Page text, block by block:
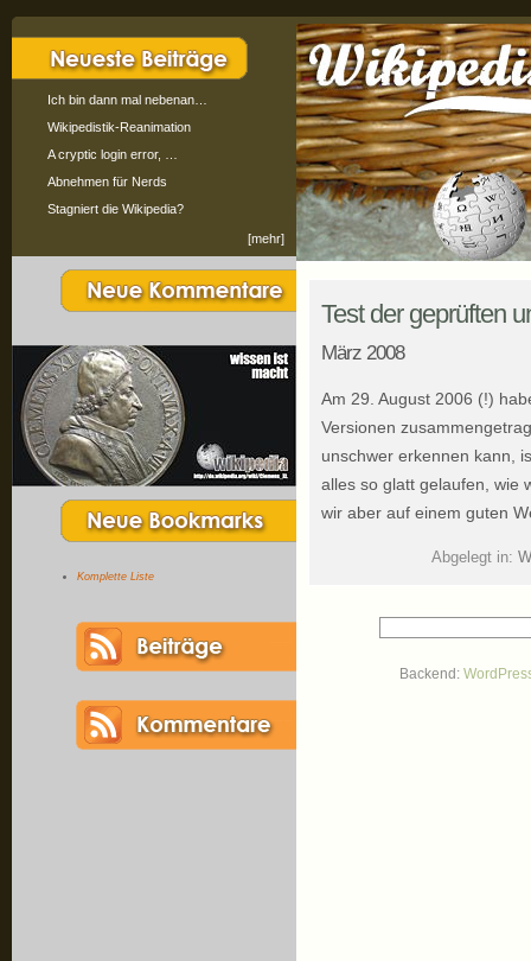
Ich bin dann mal nebenan…
Wikipedistik-Reanimation
A cryptic login error, …
Abnehmen für Nerds
Stagniert die Wikipedia?
[mehr]
Komplette Liste
Test der geprüften
März 2008
Am 29. August 2006 (!)
Versionen
unschwer erkennen kann,
alles so glatt gelaufen, wie
wir aber auf einem guten
Abgelegt in:
Backend: